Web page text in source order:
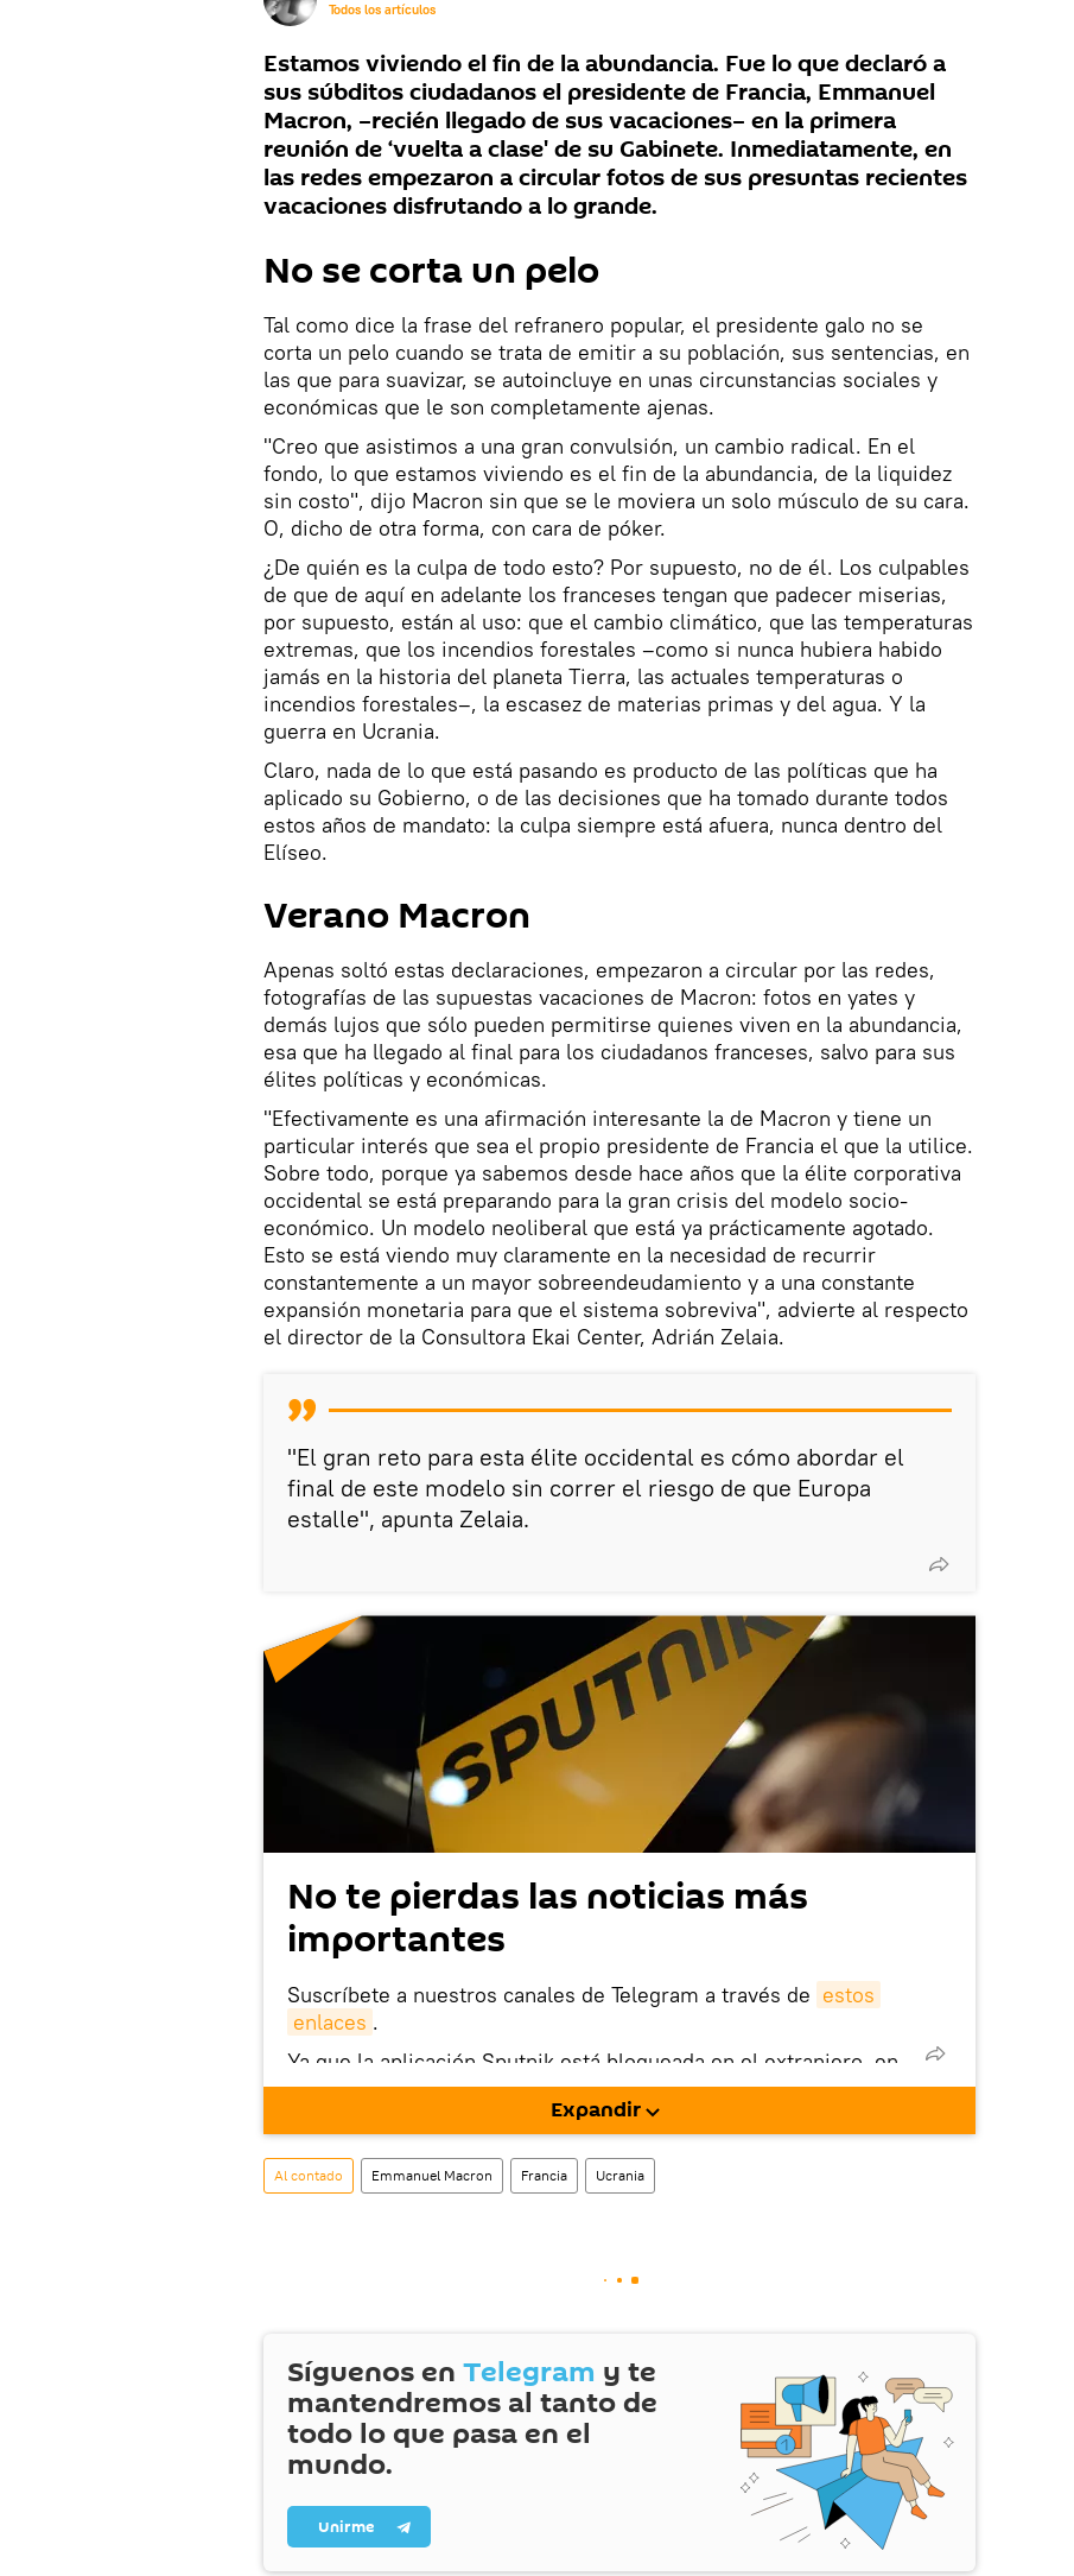
Todos los artículos
Estamos viviendo el fin de la abundancia. Fue lo que declaró a
sus súbditos ciudadanos el presidente de Francia, Emmanuel
Macron, –recién llegado de sus vacaciones– en la primera
reunión de ‘vuelta a clase' de su Gabinete. Inmediatamente, en
las redes empezaron a circular fotos de sus presuntas recientes
vacaciones disfrutando a lo grande.
No se corta un pelo
Tal como dice la frase del refranero popular, el presidente galo no se
corta un pelo cuando se trata de emitir a su población, sus sentencias, en
las que para suavizar, se autoincluye en unas circunstancias sociales y
económicas que le son completamente ajenas.
"Creo que asistimos a una gran convulsión, un cambio radical. En el
fondo, lo que estamos viviendo es el fin de la abundancia, de la liquidez
sin costo", dijo Macron sin que se le moviera un solo músculo de su cara.
O, dicho de otra forma, con cara de póker.
¿De quién es la culpa de todo esto? Por supuesto, no de él. Los culpables
de que de aquí en adelante los franceses tengan que padecer miserias,
por supuesto, están al uso: que el cambio climático, que las temperaturas
extremas, que los incendios forestales –como si nunca hubiera habido
jamás en la historia del planeta Tierra, las actuales temperaturas o
incendios forestales–, la escasez de materias primas y del agua. Y la
guerra en Ucrania.
Claro, nada de lo que está pasando es producto de las políticas que ha
aplicado su Gobierno, o de las decisiones que ha tomado durante todos
estos años de mandato: la culpa siempre está afuera, nunca dentro del
Elíseo.
Verano Macron
Apenas soltó estas declaraciones, empezaron a circular por las redes,
fotografías de las supuestas vacaciones de Macron: fotos en yates y
demás lujos que sólo pueden permitirse quienes viven en la abundancia,
esa que ha llegado al final para los ciudadanos franceses, salvo para sus
élites políticas y económicas.
"Efectivamente es una afirmación interesante la de Macron y tiene un
particular interés que sea el propio presidente de Francia el que la utilice.
Sobre todo, porque ya sabemos desde hace años que la élite corporativa
occidental se está preparando para la gran crisis del modelo socio-
económico. Un modelo neoliberal que está ya prácticamente agotado.
Esto se está viendo muy claramente en la necesidad de recurrir
constantemente a un mayor sobreendeudamiento y a una constante
expansión monetaria para que el sistema sobreviva", advierte al respecto
el director de la Consultora Ekai Center, Adrián Zelaia.
"El gran reto para esta élite occidental es cómo abordar el
final de este modelo sin correr el riesgo de que Europa
estalle", apunta Zelaia.
No te pierdas las noticias más
importantes
Suscríbete a nuestros canales de Telegram a través de estos
enlaces .
Ya que la aplicación Sputnik está bloqueada en el extranjero, en
este enlace puedes descargarla e instalarla en tu dispositivo
También tenemos una cuenta en la red social rusa VK
Expandir
Al contado Emmanuel Macron Francia Ucrania
Síguenos en Telegram y te
mantendremos al tanto de
todo lo que pasa en el
mundo.
Unirme